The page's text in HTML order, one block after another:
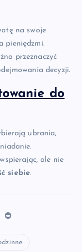
na swoje
pieniędzmi.
przeznaczyć
decyzji.
do
ubrania,
ale nie
siebie.